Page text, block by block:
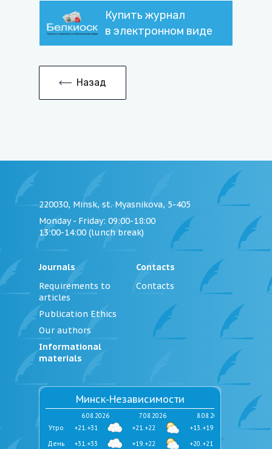
Купить журнал
в электронном виде
Назад
220030, Minsk, st. Myasnikova, 5-405
Monday - Friday: 09:00-18:00
13:00-14:00 (lunch break)
Journals
Requirements to
articles
Publication Ethics
Our authors
Informational
materials
Contacts
Contacts
Минск-Независимости
6.08.2026
+21..+31
+31..+33
7.08.2026
+21..+22
+19..+22
8.08.2026
+13..+19
+20..+21
День
Утро